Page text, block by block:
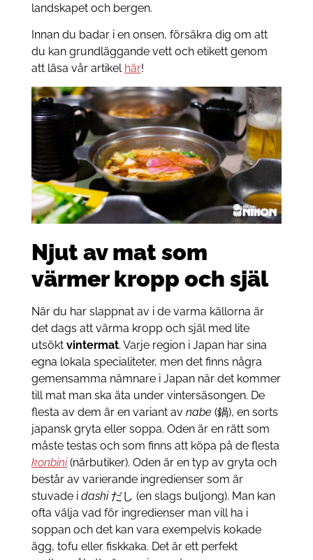
landskapet och bergen.
Innan du badar i en onsen, försäkra dig om att
du kan grundläggande vett och etikett genom
att läsa vår artikel här!
Njut av mat som
värmer kropp och själ
När du har slappnat av i de varma källorna är
det dags att värma kropp och själ med lite
utsökt vintermat. Varje region i Japan har sina
egna lokala specialiteter, men det finns några
gemensamma nämnare i Japan när det kommer
till mat man ska äta under vintersäsongen. De
flesta av dem är en variant av nabe (鍋), en sorts
japansk gryta eller soppa. Oden är en rätt som
måste testas och som finns att köpa på de flesta
konbini(närbutiker). Oden är en typ av gryta och
består av varierande ingredienser som är
stuvade i dashiだし (en slags buljong). Man kan
ofta välja vad för ingredienser man vill ha i
soppan och det kan vara exempelvis kokade
ägg, tofu eller fiskkaka. Det är ett perfekt